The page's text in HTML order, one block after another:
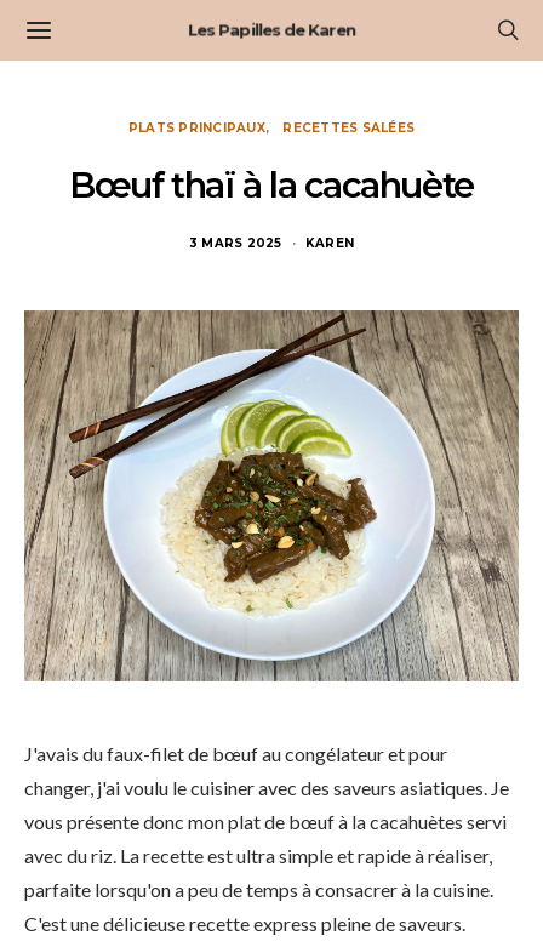
Les Papilles de Karen
PLATS PRINCIPAUX RECETTES SALÉES
Bœuf thaï à la cacahuète
3 MARS 2025 KAREN
J'avais du faux-filet de bœuf au congélateur et pour
changer, j'ai voulu le cuisiner avec des saveurs asiatiques. Je
vous présente donc mon plat de bœuf à la cacahuètes servi
avec du riz. La recette est ultra simple et rapide à réaliser,
parfaite lorsqu'on a peu de temps à consacrer à la cuisine.
C'est une délicieuse recette express pleine de saveurs.